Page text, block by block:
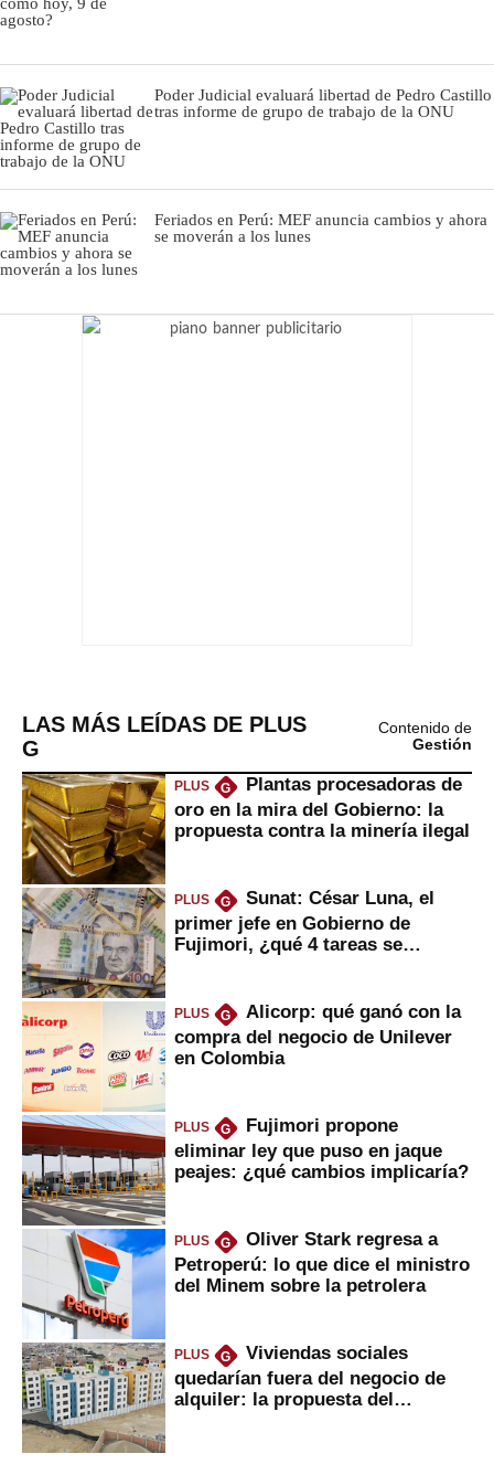
Poder Judicial evaluará libertad de Pedro Castillo
tras informe de grupo de trabajo de la ONU
Feriados en Perú: MEF anuncia cambios y ahora
se moverán a los lunes
LAS MÁS LEÍDAS DE PLUS
G
Contenido de
Gestión
PLUS G
Plantas procesadoras de
oro en la mira del Gobierno: la
propuesta contra la minería ilegal
PLUS G
Sunat: César Luna, el
primer jefe en Gobierno de
Fujimori, ¿qué 4 tareas se
PLUS G
Alicorp: qué ganó con la
compra del negocio de Unilever
en Colombia
PLUS G
Fujimori propone
eliminar ley que puso en jaque
peajes: ¿qué cambios implicaría?
PLUS G
Oliver Stark regresa a
Petroperú: lo que dice el ministro
del Minem sobre la petrolera
PLUS G
Viviendas sociales
quedarían fuera del negocio de
alquiler: la propuesta del